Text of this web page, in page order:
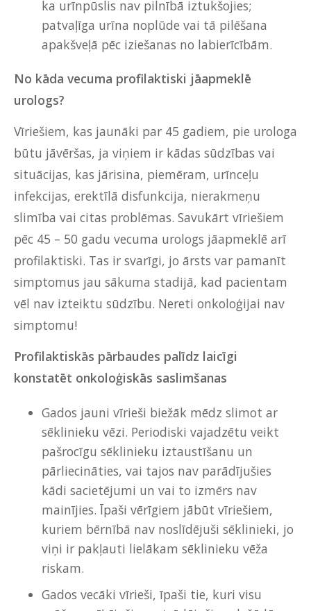
ka urīnpūslis nav pilnībā iztukšojies;
patvaļīga urīna noplūde vai tā pilēšana
apakšveļā pēc iziešanas no labierīcībām.
No kāda vecuma profilaktiski jāapmeklē
urologs?
Vīriešiem, kas jaunāki par 45 gadiem, pie urologa
būtu jāvēršas, ja viņiem ir kādas sūdzības vai
situācijas, kas jārisina, piemēram, urīnceļu
infekcijas, erektīlā disfunkcija, nierakmeņu
slimība vai citas problēmas. Savukārt vīriešiem
pēc 45 – 50 gadu vecuma urologs jāapmeklē arī
profilaktiski. Tas ir svarīgi, jo ārsts var pamanīt
simptomus jau sākuma stadijā, kad pacientam
vēl nav izteiktu sūdzību. Nereti onkoloģijai nav
simptomu!
Profilaktiskās pārbaudes palīdz laicīgi
konstatēt onkoloģiskās saslimšanas
Gados jauni vīrieši biežāk mēdz slimot ar
sēklinieku vēzi. Periodiski vajadzētu veikt
pašrocīgu sēklinieku iztaustīšanu un
pārliecināties, vai tajos nav parādījušies
kādi sacietējumi un vai to izmērs nav
mainījies. Īpaši vērīgiem jābūt vīriešiem,
kuriem bērnībā nav noslīdējuši sēklinieki, jo
viņi ir pakļauti lielākam sēklinieku vēža
riskam.
Gados vecāki vīrieši, īpaši tie, kuri visu